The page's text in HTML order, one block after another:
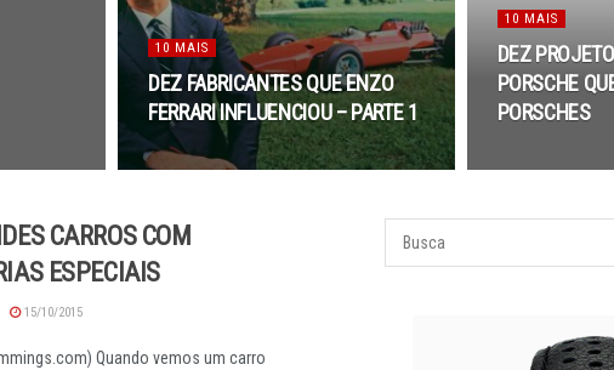
10 MAIS
DEZ FABRICANTES QUE ENZO
FERRARI INFLUENCIOU – PARTE 1
10 MAIS
DEZ
PORSCHE
PORSCHES
CARROS COM
ESPECIAIS
15/10/2015
Quando vemos um carro